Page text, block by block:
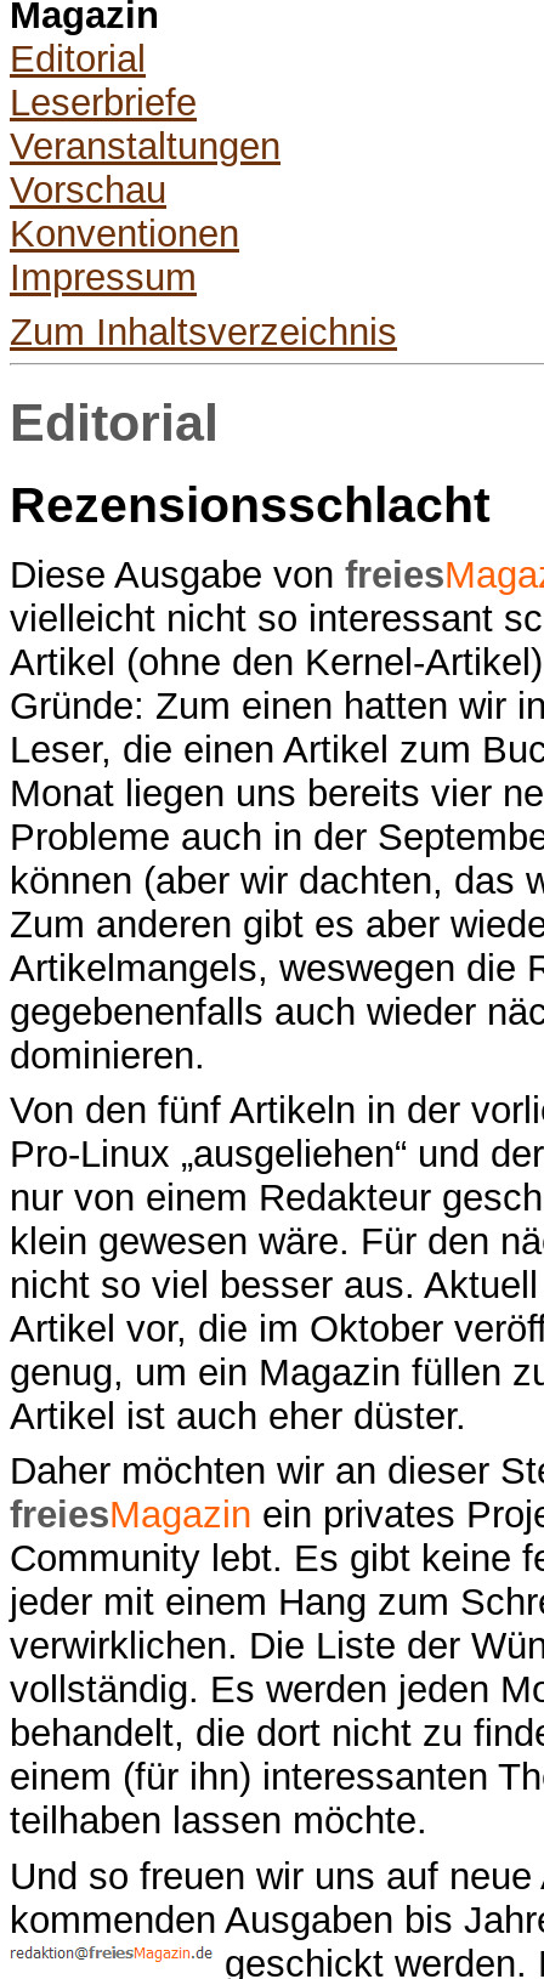
Magazin
Editorial
Leserbriefe
Veranstaltungen
Vorschau
Konventionen
Impressum
Zum Inhaltsverzeichnis
Editorial
Rezensionsschlacht
Diese Ausgabe von freies
vielleicht nicht so interessant
Artikel (ohne den Kernel-
Gründe: Zum einen hatten wir
Leser, die einen Artikel zum
Monat liegen uns bereits vier
Probleme auch in der
können (aber wir dachten, das
Zum anderen gibt es aber
Artikelmangels, weswegen die
gegebenenfalls auch wieder
dominieren.
Von den fünf Artikeln in der
Pro-Linux „ausgeliehen“ und
nur von einem Redakteur
klein gewesen wäre. Für den
nicht so viel besser aus.
Artikel vor, die im Oktober
genug, um ein Magazin füllen
Artikel ist auch eher düster.
Daher möchten wir an dieser
freiesMagazin ein privates
Community lebt. Es gibt keine
jeder mit einem Hang zum
verwirklichen. Die Liste der
vollständig. Es werden jeden
behandelt, die dort nicht zu
einem (für ihn) interessanten
teilhaben lassen möchte.
Und so freuen wir uns auf
kommenden Ausgaben bis
geschickt werden.